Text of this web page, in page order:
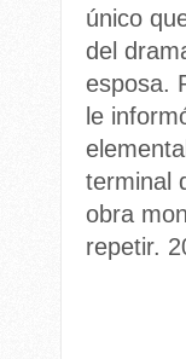
único
del
esposa.
le
terminal
obra
repetir.